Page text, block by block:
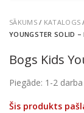
SĀKUMS/ KATALOGS /
YOUNGSTER SOLID –
Bogs Kids
Piegāde: 1-2
Šis produkts